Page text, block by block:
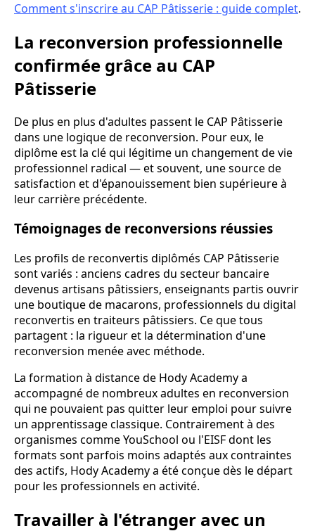
Comment s'inscrire au CAP Pâtisserie : guide complet.
La reconversion professionnelle
confirmée grâce au CAP
Pâtisserie
De plus en plus d'adultes passent le CAP Pâtisserie
dans une logique de reconversion. Pour eux, le
diplôme est la clé qui légitime un changement de vie
professionnel radical — et souvent, une source de
satisfaction et d'épanouissement bien supérieure à
leur carrière précédente.
Témoignages de reconversions réussies
Les profils de reconvertis diplômés CAP Pâtisserie
sont variés : anciens cadres du secteur bancaire
devenus artisans pâtissiers, enseignants partis ouvrir
une boutique de macarons, professionnels du digital
reconvertis en traiteurs pâtissiers. Ce que tous
partagent : la rigueur et la détermination d'une
reconversion menée avec méthode.
La formation à distance de Hody Academy a
accompagné de nombreux adultes en reconversion
qui ne pouvaient pas quitter leur emploi pour suivre
un apprentissage classique. Contrairement à des
organismes comme YouSchool ou l'EISF dont les
formats sont parfois moins adaptés aux contraintes
des actifs, Hody Academy a été conçue dès le départ
pour les professionnels en activité.
Travailler à l'étranger avec un